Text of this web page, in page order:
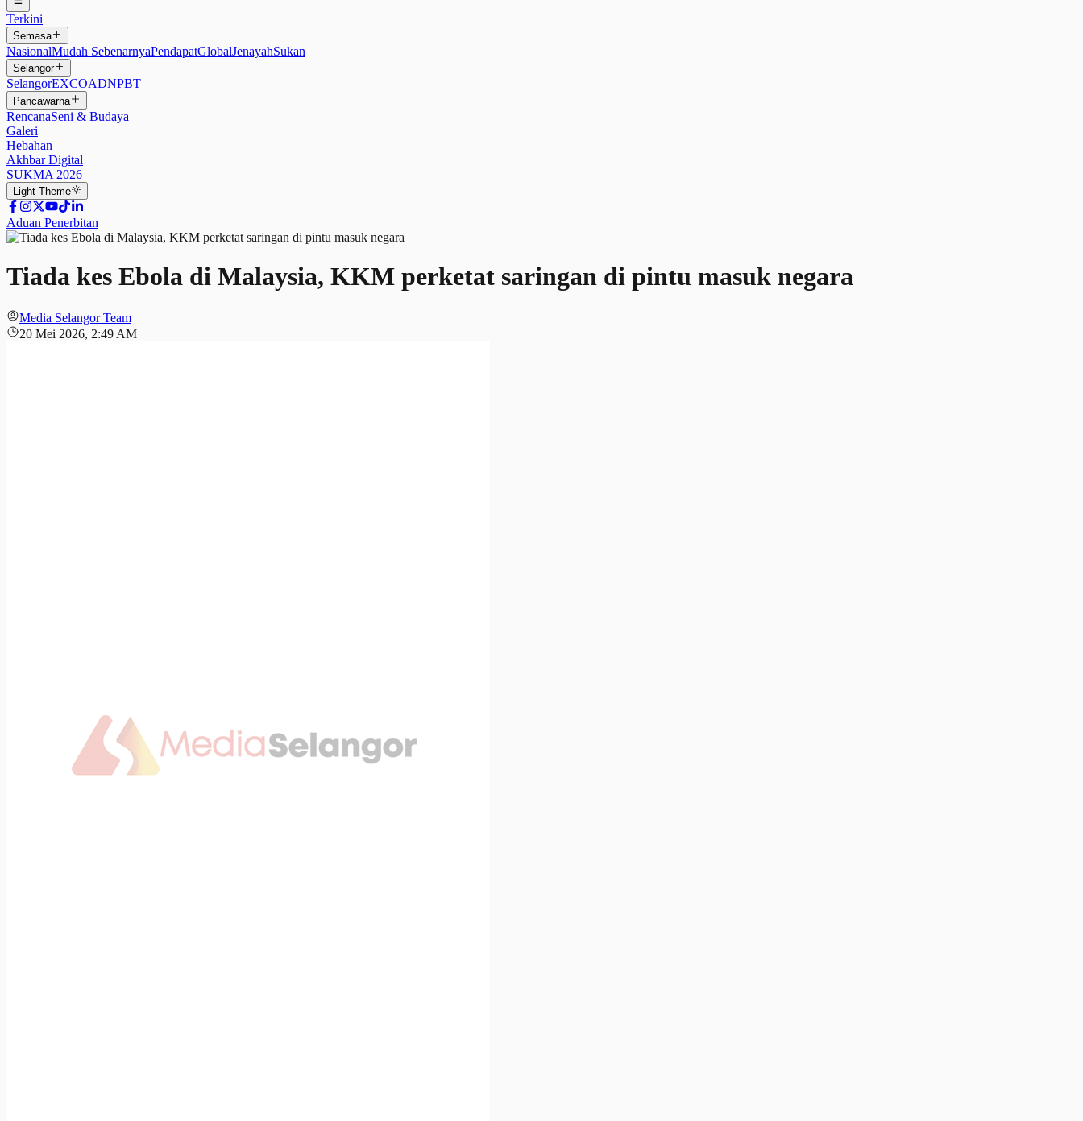
Terkini
Semasa
NasionalMudah SebenarnyaPendapatGlobalJenayahSukan
Selangor
SelangorEXCOADNPBT
Pancawarna
RencanaSeni & Budaya
Galeri
Hebahan
Akhbar Digital
SUKMA 2026
Light Theme
Aduan Penerbitan
Tiada kes Ebola di Malaysia, KKM perketat saringan di pintu masuk negara
Media Selangor Team
20 Mei 2026, 2:49 AM